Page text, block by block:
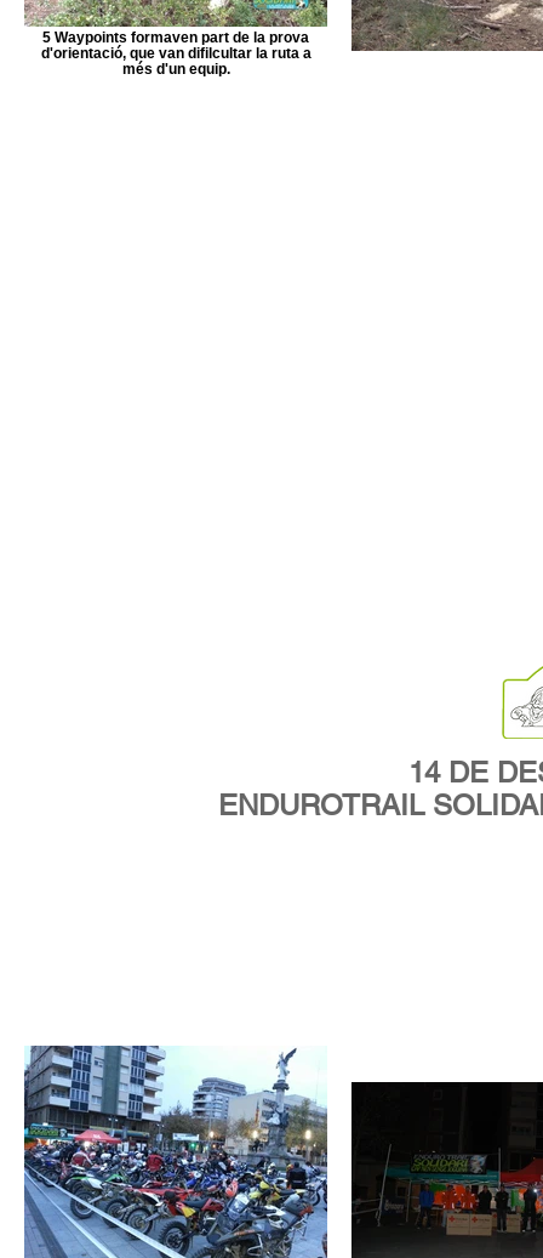
5 Waypoints formaven part de la prova
d'orientació, que van difilcultar la ruta a
més d'un equip.
14 DE
ENDUROTRAIL